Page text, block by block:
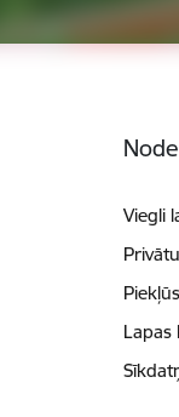
Viegli
Lapas